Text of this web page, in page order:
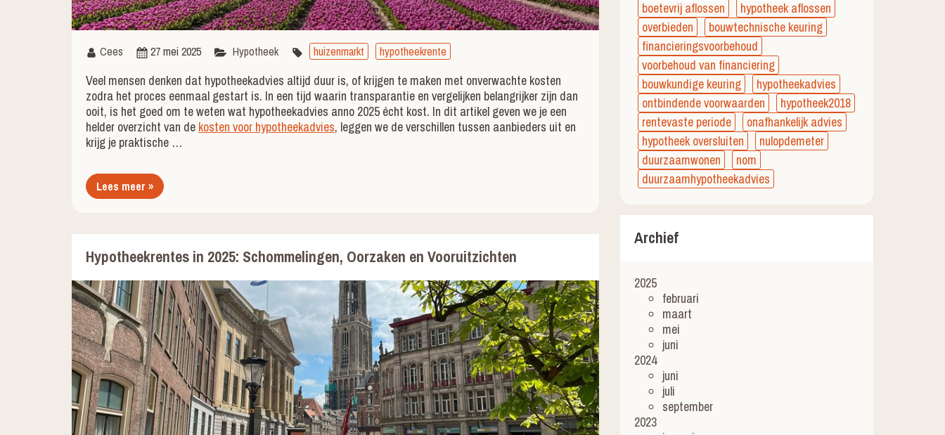
Cees 27 mei 2025 Hypotheek huizenmarkt hypotheekrente
Veel mensen denken dat hypotheekadvies altijd duur is, of krijgen te maken met onverwachte kosten
zodra het proces eenmaal gestart is. In een tijd waarin transparantie en vergelijken belangrijker zijn dan
ooit, is het goed om te weten wat hypotheekadvies anno 2025 écht kost. In dit artikel geven we je een
helder overzicht van de kosten voor hypotheekadvies, leggen we de verschillen tussen aanbieders uit en
krijg je praktische …
Lees meer »
Hypotheekrentes in 2025: Schommelingen, Oorzaken en Vooruitzichten
boetevrij aflossen
hypotheek aflossen
overbieden
bouwtechnische keuring
financieringsvoorbehoud
voorbehoud van financiering
bouwkundige keuring
hypotheekadvies
ontbindende voorwaarden
hypotheek2018
rentevaste periode
onafhankelijk advies
hypotheek oversluiten
nulopdemeter
duurzaamwonen
nom
duurzaamhypotheekadvies
Archief
2025
februari
maart
mei
juni
2024
juni
juli
september
2023